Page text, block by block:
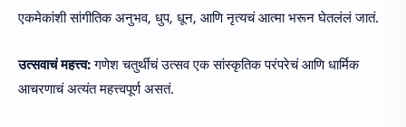
एकमेकांशी सांगीतिक अनुभव, धुप, धून, आणि नृत्यचं आत्मा भरून घेतलंलं जातं.
उत्सवाचं महत्त्व:गणेश चतुर्थीचं उत्सव एक सांस्कृतिक परंपरेचं आणि धार्मिक
आचरणाचं अत्यंत महत्त्वपूर्ण असतं.